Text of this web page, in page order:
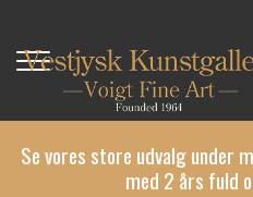
hovedindhold
Se vores store udvalg under
med 2 års fuld